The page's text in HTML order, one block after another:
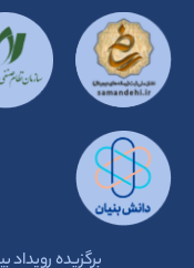
برگزیده رویداد